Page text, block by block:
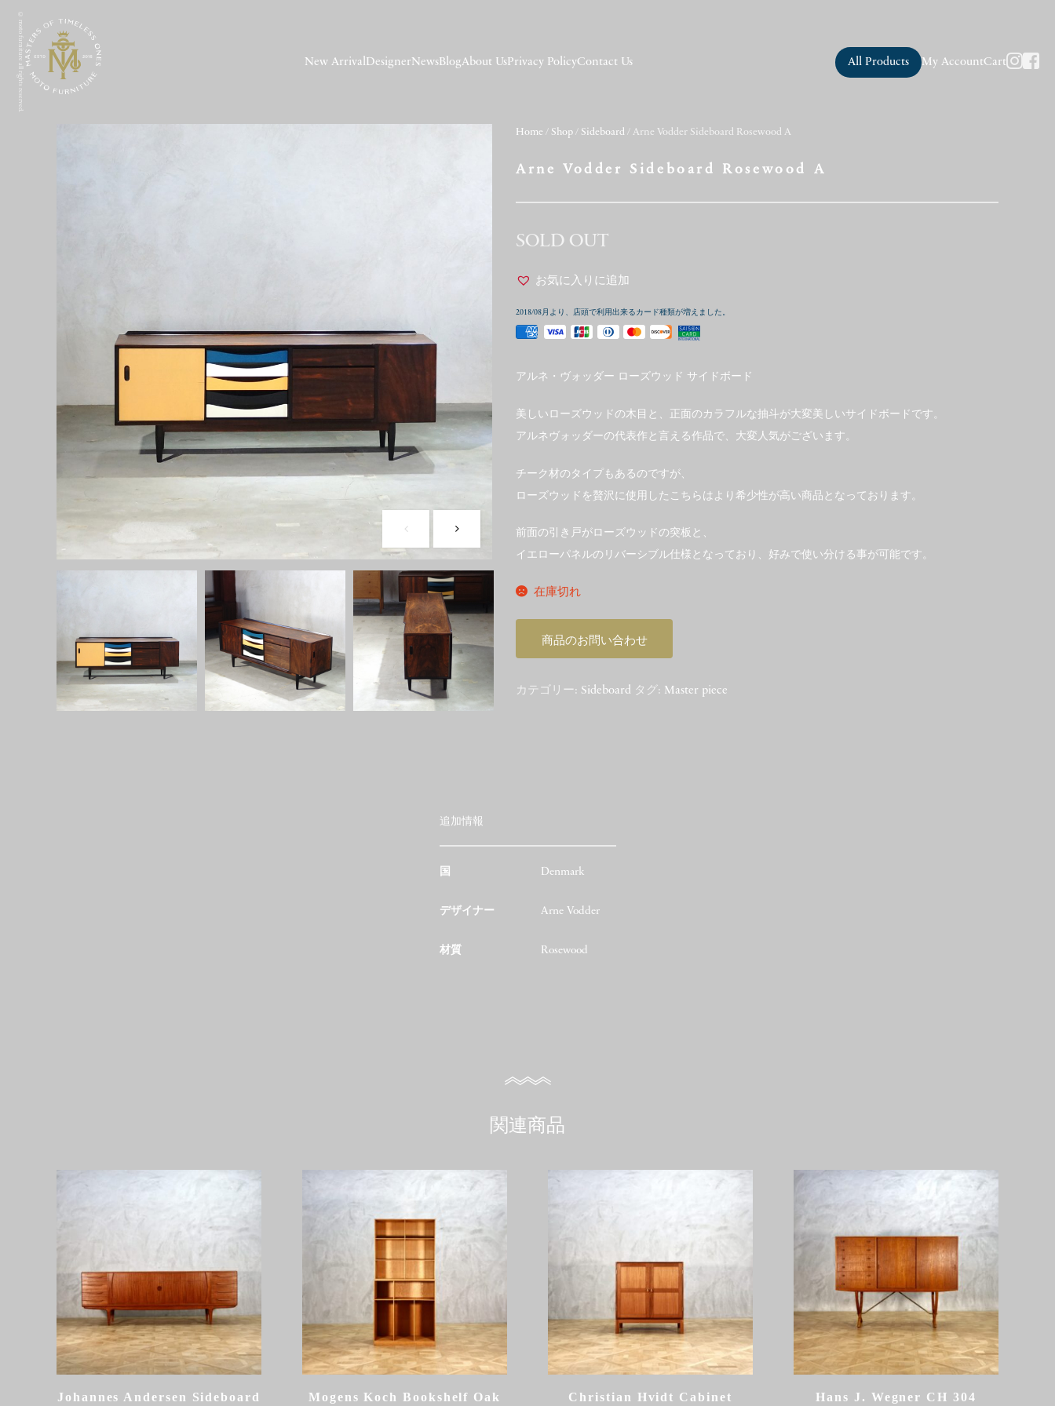
© moto furniture all rights reserved. New Arrival DesignerNewsBlogAbout UsPrivacy PolicyContact Us All Products My AccountCart
Home / Shop / Sideboard / Arne Vodder Sideboard Rosewood A
Arne Vodder Sideboard Rosewood A
SOLD OUT
お気に入りに追加
2018/08月より、店頭で利用出来るカード種類が増えました。
アルネ・ヴォッダー ローズウッド サイドボード
美しいローズウッドの木目と、正面のカラフルな抽斗が大変美しいサイドボードです。
アルネヴォッダーの代表作と言える作品で、大変人気がございます。
チーク材のタイプもあるのですが、
ローズウッドを贅沢に使用したこちらはより希少性が高い商品となっております。
前面の引き戸がローズウッドの突板と、
イエローパネルのリバーシブル仕様となっており、好みで使い分ける事が可能です。
在庫切れ
商品のお問い合わせ
カテゴリー: Sideboard タグ: Master piece
追加情報
国 Denmark
デザイナー Arne Vodder
材質 Rosewood
関連商品
Johannes Andersen Sideboard Mogens Koch Bookshelf Oak Christian Hvidt Cabinet Hans J. Wegner CH 304